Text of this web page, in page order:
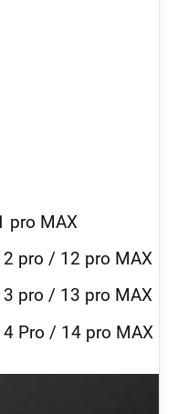
pro MAX
pro / 12 pro MAX
pro / 13 pro MAX
Pro / 14 pro MAX